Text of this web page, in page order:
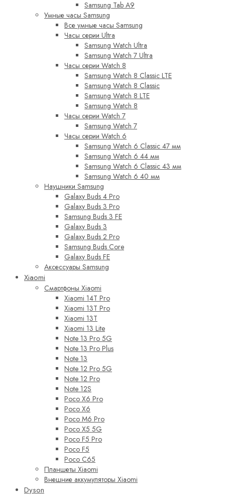
Samsung Tab A9
Умные часы Samsung
Все умные часы Samsung
Часы серии Ultra
Samsung Watch Ultra
Samsung Watch 7 Ultra
Часы серии Watch 8
Samsung Watch 8 Classic LTE
Samsung Watch 8 Classic
Samsung Watch 8 LTE
Samsung Watch 8
Часы серии Watch 7
Samsung Watch 7
Часы серии Watch 6
Samsung Watch 6 Classic 47 мм
Samsung Watch 6 44 мм
Samsung Watch 6 Classic 43 мм
Samsung Watch 6 40 мм
Наушники Samsung
Galaxy Buds 4 Pro
Galaxy Buds 3 Pro
Samsung Buds 3 FE
Galaxy Buds 3
Galaxy Buds 2 Pro
Samsung Buds Core
Galaxy Buds FE
Аксессуары Samsung
Xiaomi
Смартфоны Xiaomi
Xiaomi 14T Pro
Xiaomi 13T Pro
Xiaomi 13T
Xiaomi 13 Lite
Note 13 Pro 5G
Note 13 Pro Plus
Note 13
Note 12 Pro 5G
Note 12 Pro
Note 12S
Poco X6 Pro
Poco X6
Poco M6 Pro
Poco X5 5G
Poco F5 Pro
Poco F5
Poco C65
Планшеты Xiaomi
Внешние аккумуляторы Xiaomi
Dyson